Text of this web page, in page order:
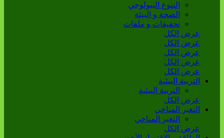
التنوع البيولوجي
الصحة و البيئة
تحقيقات و ملفات
عرض الكل
عرض الكل
عرض الكل
عرض الكل
عرض الكل
التربية البيئية
التربية البيئية
عرض الكل
التغير المناخي
التغير المناخي
عرض الكل